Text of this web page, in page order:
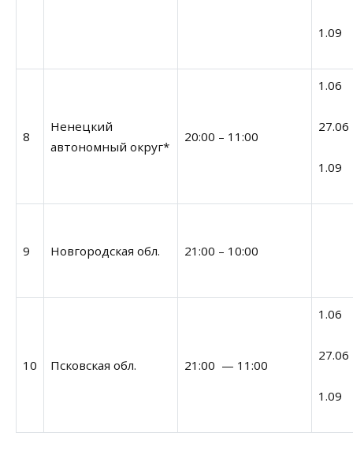
1.09
8
Ненецкий
автономный округ*
20:00 – 11:00
1.06
27.06
1.09
9 Новгородская обл. 21:00 – 10:00
10 Псковская обл. 21:00 — 11:00
1.06
27.06
1.09